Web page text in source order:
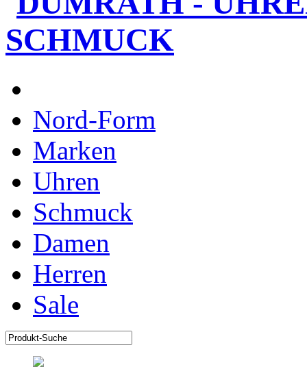
Nord-Form
Marken
Uhren
Schmuck
Damen
Herren
Sale